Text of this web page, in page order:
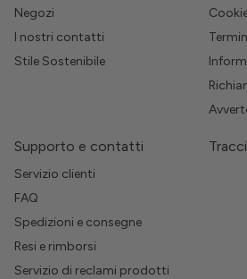
Negozi
I nostri contatti
Stile Sostenibile
Supporto e contatti
Servizio clienti
FAQ
Spedizioni e consegne
Resi e rimborsi
Servizio di reclami prodotti